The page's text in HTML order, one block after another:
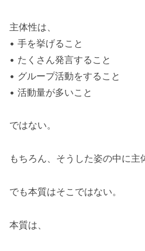
主体性は、
• 手を挙げること
• たくさん発言すること
• グループ活動をすること
• 活動量が多いこと
ではない。
もちろん、そうした姿の中に主
でも本質はそこではない。
本質は、